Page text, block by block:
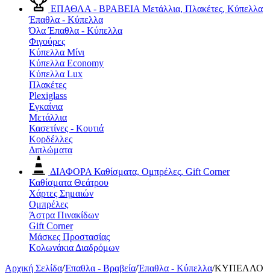
ΕΠΑΘΛΑ - ΒΡΑΒΕΙΑ Μετάλλια, Πλακέτες, Κύπελλα
Έπαθλα - Κύπελλα
Όλα Έπαθλα - Κύπελλα
Φιγούρες
Κύπελλα Μίνι
Κύπελλα Economy
Κύπελλα Lux
Πλακέτες
Plexiglass
Εγκαίνια
Μετάλλια
Κασετίνες - Κουτιά
Κορδέλλες
Διπλώματα
ΔΙΑΦΟΡΑ Καθίσματα, Ομπρέλες, Gift Corner
Καθίσματα Θεάτρου
Χάρτες Σημαιών
Ομπρέλες
Άστρα Πινακίδων
Gift Corner
Μάσκες Προστασίας
Κολωνάκια Διαδρόμων
Αρχική Σελίδα/Έπαθλα - Βραβεία/Έπαθλα - Κύπελλα/ΚΥΠΕΛΛΟ